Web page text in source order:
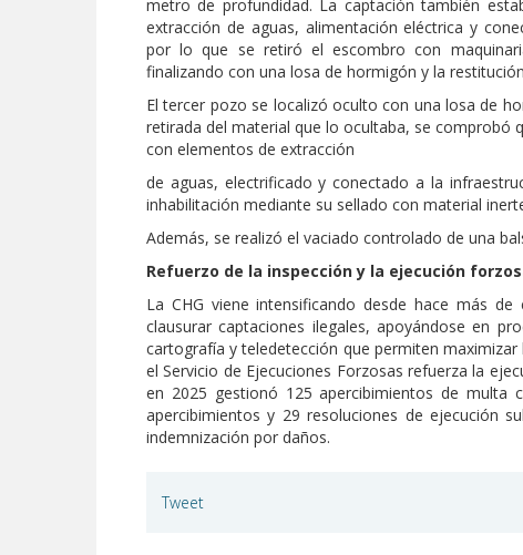
metro de profundidad. La captación también
extracción de aguas, alimentación eléctrica y
por lo que se retiró el escombro con
finalizando con una losa de hormigón y la
El tercer pozo se localizó oculto con una losa de
retirada del material que lo ocultaba, se comprobó
con elementos de extracción
de aguas, electrificado y conectado a la
inhabilitación mediante su sellado con material
Además, se realizó el vaciado controlado de una
Refuerzo de la inspección y la ejecución
La CHG viene intensificando desde hace más
clausurar captaciones ilegales, apoyándose en
cartografía y teledetección que permiten
el Servicio de Ejecuciones Forzosas refuerza la
en 2025 gestionó 125 apercibimientos de multa
apercibimientos y 29 resoluciones de ejecución
indemnización por daños.
Tweet